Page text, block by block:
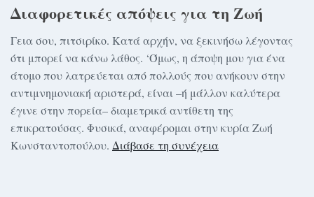
Διαφορετικές απόψεις για τη Ζωή
Γεια σου, πιτσιρίκο. Κατά αρχήν, να ξεκινήσω λέγοντας
ότι μπορεί να κάνω λάθος. ‘Όμως, η άποψη μου για ένα
άτομο που λατρεύεται από πολλούς που ανήκουν στην
αντιμνημονιακή αριστερά, είναι –ή μάλλον καλύτερα
έγινε στην πορεία– διαμετρικά αντίθετη της
επικρατούσας. Φυσικά, αναφέρομαι στην κυρία Ζωή
Κωνσταντοπούλου. Διάβασε τη συνέχεια